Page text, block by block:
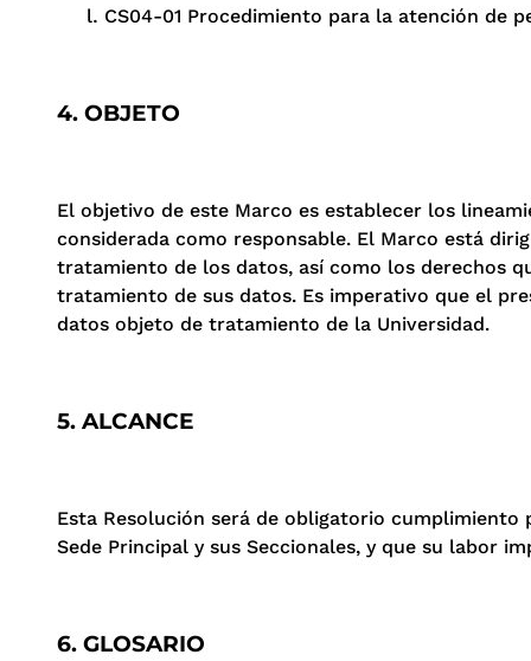
CS04-01 Procedimiento para la atención de
4. OBJETO
El objetivo de este Marco es establecer los
considerada como responsable. El Marco está
tratamiento de los datos, así como los derechos
tratamiento de sus datos. Es imperativo que el
datos objeto de tratamiento de la Universidad.
5. ALCANCE
Esta Resolución será de obligatorio
Sede Principal y sus Seccionales, y que su labor
6. GLOSARIO